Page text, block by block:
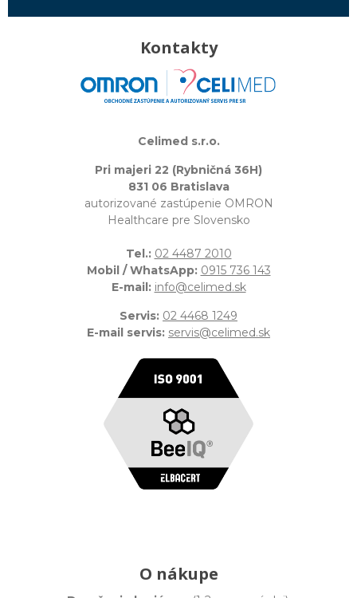
Kontakty
Celimed s.r.o.
Pri majeri 22 (Rybničná 36H)
831 06 Bratislava
autorizované zastúpenie OMRON
Healthcare pre Slovensko
Tel.: 02 4487 2010
Mobil / WhatsApp: 0915 736 143
E-mail: info@celimed.sk
Servis: 02 4468 1249
E-mail servis: servis@celimed.sk
O nákupe